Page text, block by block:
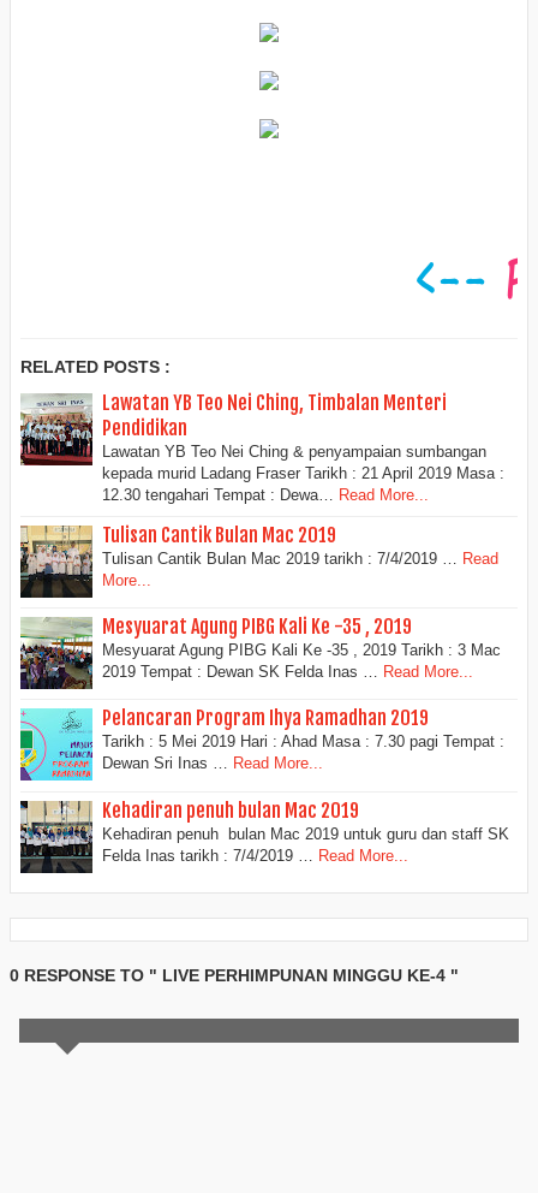
RELATED POSTS :
Lawatan YB Teo Nei Ching, Timbalan Menteri
Pendidikan
Lawatan YB Teo Nei Ching & penyampaian sumbangan
kepada murid Ladang Fraser Tarikh : 21 April 2019 Masa :
12.30 tengahari Tempat : Dewa…
Read More...
Tulisan Cantik Bulan Mac 2019
Tulisan Cantik Bulan Mac 2019 tarikh : 7/4/2019 …
Read
More...
Mesyuarat Agung PIBG Kali Ke -35 , 2019
Mesyuarat Agung PIBG Kali Ke -35 , 2019 Tarikh : 3 Mac
2019 Tempat : Dewan SK Felda Inas … Read More...
Pelancaran Program Ihya Ramadhan 2019
Tarikh : 5 Mei 2019 Hari : Ahad Masa : 7.30 pagi Tempat :
Dewan Sri Inas … Read More...
Kehadiran penuh bulan Mac 2019
Kehadiran penuh bulan Mac 2019 untuk guru dan staff SK
Felda Inas tarikh : 7/4/2019 …
Read More...
0 RESPONSE TO " LIVE PERHIMPUNAN MINGGU KE-4 "